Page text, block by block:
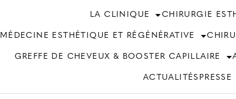
LA CLINIQUE CHIRURGIE
MÉDECINE ESTHÉTIQUE ET RÉGÉNÉRATIVE
GREFFE DE CHEVEUX & BOOSTER CAPILLAIRE
ACTUALITÉS PRESSE